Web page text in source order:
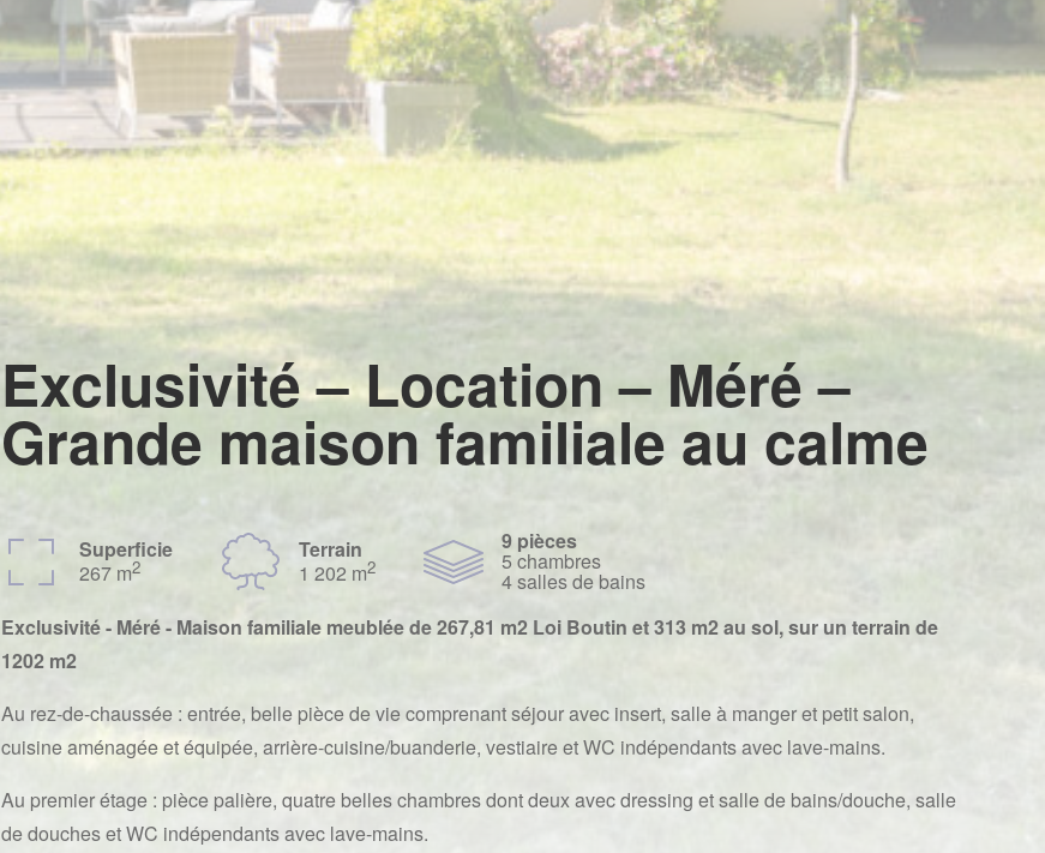
Exclusivité – Location – Méré –
Grande maison familiale au calme
Superficie
267 m2
Terrain
1 202 m2
9 pièces
5 chambres
4 salles de bains
Exclusivité - Méré - Maison familiale meublée de 267,81 m2 Loi Boutin et 313 m2 au sol, sur un terrain de
1202 m2
Au rez-de-chaussée : entrée, belle pièce de vie comprenant séjour avec insert, salle à manger et petit salon,
cuisine aménagée et équipée, arrière-cuisine/buanderie, vestiaire et WC indépendants avec lave-mains.
Au premier étage : pièce palière, quatre belles chambres dont deux avec dressing et salle de bains/douche, salle
de douches et WC indépendants avec lave-mains.